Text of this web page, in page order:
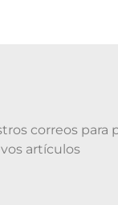
correos para
artículos